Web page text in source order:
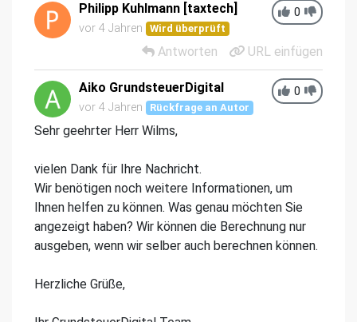
0
Philipp Kuhlmann [taxtech]
vor 4 Jahren Wird überprüft
Antworten URL einfügen
0
Aiko GrundsteuerDigital
vor 4 Jahren Rückfrage an Autor
Sehr geehrter Herr Wilms,
vielen Dank für Ihre Nachricht.
Wir benötigen noch weitere Informationen, um
Ihnen helfen zu können. Was genau möchten Sie
angezeigt haben? Wir können die Berechnung nur
ausgeben, wenn wir selber auch berechnen können.
Herzliche Grüße,